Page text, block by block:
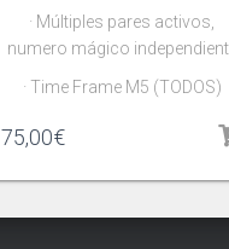
· Múltiples pares activos,
numero mágico
· Time Frame M5 (TODOS)
75,00€